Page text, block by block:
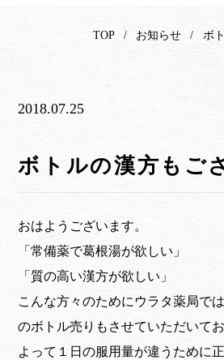
TOP お知らせ ボ
2018.07.25
ボトルの漢方もご
おはようございます。
「常備薬で葛根湯が欲しい」
「質の高い漢方が欲しい」
こんな方々のためにウラタ薬局で
のボトル売りもさせていただいて
よって１日の服用量が違うために